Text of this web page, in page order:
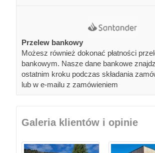
Przelew bankowy
Możesz również dokonać płatności
bankowym. Nasze dane bankowe
ostatnim kroku podczas składania
lub w e-mailu z zamówieniem
Galeria klientów i opinie